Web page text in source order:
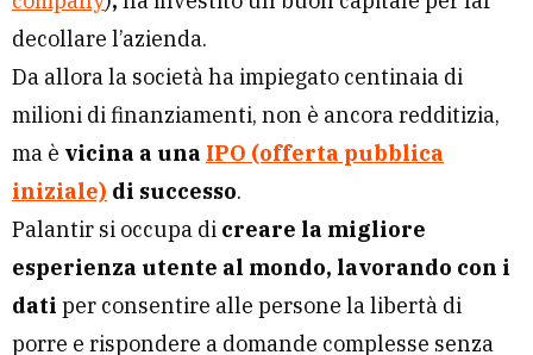
decollare l’azienda.
Da allora la società ha impiegato centinaia di
milioni di finanziamenti, non è ancora redditizia,
ma è vicina a una IPO (offerta pubblica
iniziale) di successo.
Palantir si occupa di creare la migliore
esperienza utente al mondo, lavorando con i
dati per consentire alle persone la libertà di
porre e rispondere a domande complesse senza